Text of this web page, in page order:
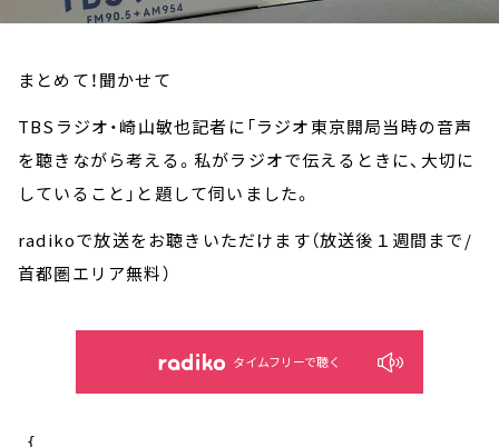
まとめて！聞かせて
TBSラジオ・崎山敏也記者に「ラジオ東京開局当時の音声
を聴きながら考える。私がラジオで伝えるときに、大切に
していること」と題して伺いました。
radikoで放送をお聴きいただけます（放送後１週間まで/
首都圏エリア無料）
タイムフリーで聴く